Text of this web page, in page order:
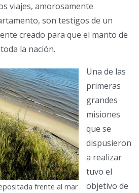
viajes, amorosamente
son testigos de un
creado para que el manto de
la nación.
frente al mar
Una de las
primeras
grandes
misiones
que se
dispusieron
a realizar
tuvo el
objetivo de